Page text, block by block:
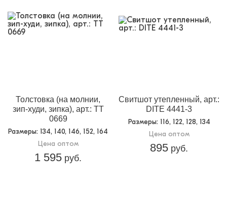
Толстовка (на молнии,
зип-худи, зипка), арт.: TT
0669
Размеры: 134, 140, 146, 152, 164
Цена оптом
1 595 руб.
Свитшот утепленный, арт.:
DITE 4441-3
Размеры: 116, 122, 128, 134
Цена оптом
895 руб.